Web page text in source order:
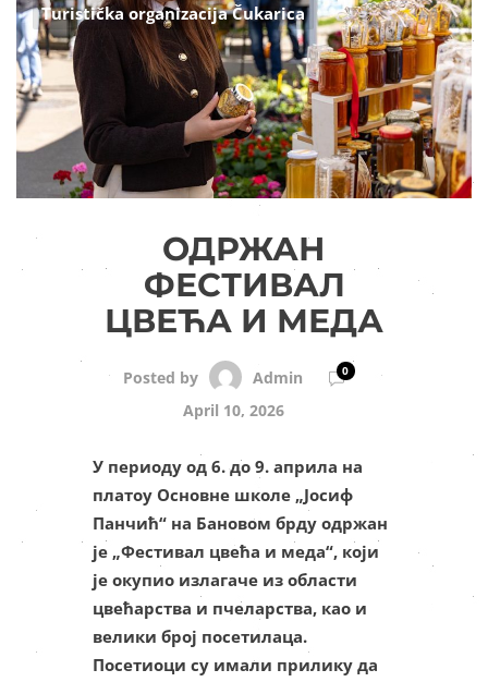
Turistička organizacija Čukarica
ОДРЖАН
ФЕСТИВАЛ
ЦВЕЋА И МЕДА
Posted by Admin 0
April 10, 2026
У периоду од 6. до 9. априла на
платоу Основне школе „Јосиф
Панчић“ на Бановом брду одржан
је „Фестивал цвећа и меда“, који
је окупио излагаче из области
цвећарства и пчеларства, као и
велики број посетилаца.
Посетиоци су имали прилику да